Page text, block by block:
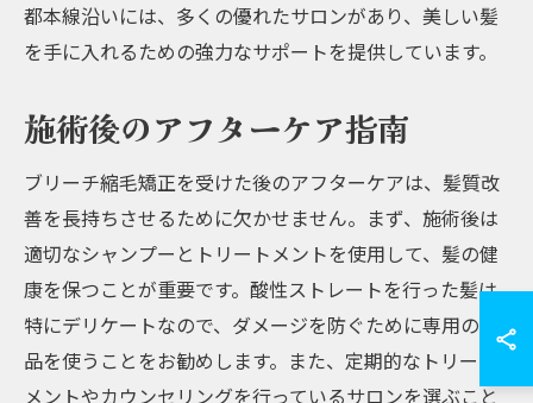
都本線沿いには、多くの優れたサロンがあり、美しい髪
を手に入れるための強力なサポートを提供しています。
施術後のアフターケア指南
ブリーチ縮毛矯正を受けた後のアフターケアは、髪質改
善を長持ちさせるために欠かせません。まず、施術後は
適切なシャンプーとトリートメントを使用して、髪の健
康を保つことが重要です。酸性ストレートを行った髪は
特にデリケートなので、ダメージを防ぐために専用の製
品を使うことをお勧めします。また、定期的なトリート
メントやカウンセリングを行っているサロンを選ぶこと